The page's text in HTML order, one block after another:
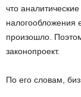
что
налогообложения
произошло.
законопроект.
По его словам,